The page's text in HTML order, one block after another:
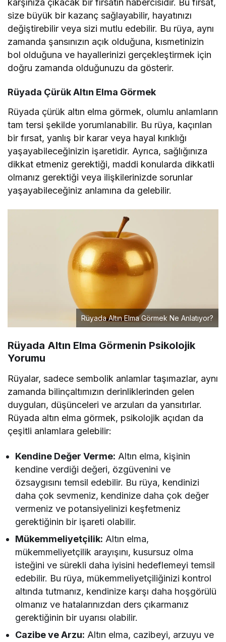
karşınıza çıkacak bir fırsatın habercisidir. Bu fırsat,
size büyük bir kazanç sağlayabilir, hayatınızı
değiştirebilir veya sizi mutlu edebilir. Bu rüya, aynı
zamanda şansınızın açık olduğuna, kısmetinizin
bol olduğuna ve hayallerinizi gerçekleştirmek için
doğru zamanda olduğunuzu da gösterir.
Rüyada Çürük Altın Elma Görmek
Rüyada çürük altın elma görmek, olumlu anlamların
tam tersi şekilde yorumlanabilir. Bu rüya, kaçırılan
bir fırsat, yanlış bir karar veya hayal kırıklığı
yaşayabileceğinizin işaretidir. Ayrıca, sağlığınıza
dikkat etmeniz gerektiği, maddi konularda dikkatli
olmanız gerektiği veya ilişkilerinizde sorunlar
yaşayabileceğiniz anlamına da gelebilir.
Rüyada Altın Elma Görmek Ne Anlatıyor?
Rüyada Altın Elma Görmenin Psikolojik
Yorumu
Rüyalar, sadece sembolik anlamlar taşımazlar, aynı
zamanda bilinçaltımızın derinliklerinden gelen
duyguları, düşünceleri ve arzuları da yansıtırlar.
Rüyada altın elma görmek, psikolojik açıdan da
çeşitli anlamlara gelebilir:
Kendine Değer Verme: Altın elma, kişinin
kendine verdiği değeri, özgüvenini ve
özsaygısını temsil edebilir. Bu rüya, kendinizi
daha çok sevmeniz, kendinize daha çok değer
vermeniz ve potansiyelinizi keşfetmeniz
gerektiğinin bir işareti olabilir.
Mükemmeliyetçilik: Altın elma,
mükemmeliyetçilik arayışını, kusursuz olma
isteğini ve sürekli daha iyisini hedeflemeyi temsil
edebilir. Bu rüya, mükemmeliyetçiliğinizi kontrol
altında tutmanız, kendinize karşı daha hoşgörülü
olmanız ve hatalarınızdan ders çıkarmanız
gerektiğinin bir uyarısı olabilir.
Cazibe ve Arzu: Altın elma, cazibeyi, arzuyu ve